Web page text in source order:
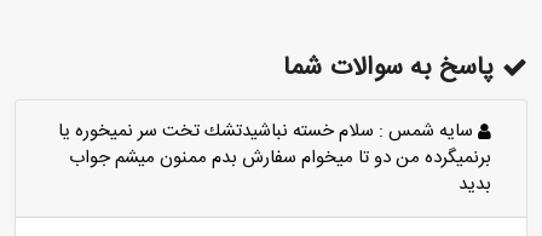
پاسخ به سوالات شما
سايه شمس : سلام خسته نباشيدتشك تخت سر نميخوره يا
برنميگرده من دو تا ميخوام سفارش بدم ممنون ميشم جواب
بديد